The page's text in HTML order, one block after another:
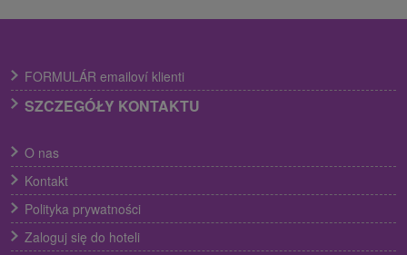
FORMULÁR emailoví klienti
SZCZEGÓŁY KONTAKTU
O nas
Kontakt
Polityka prywatności
Zaloguj się do hoteli